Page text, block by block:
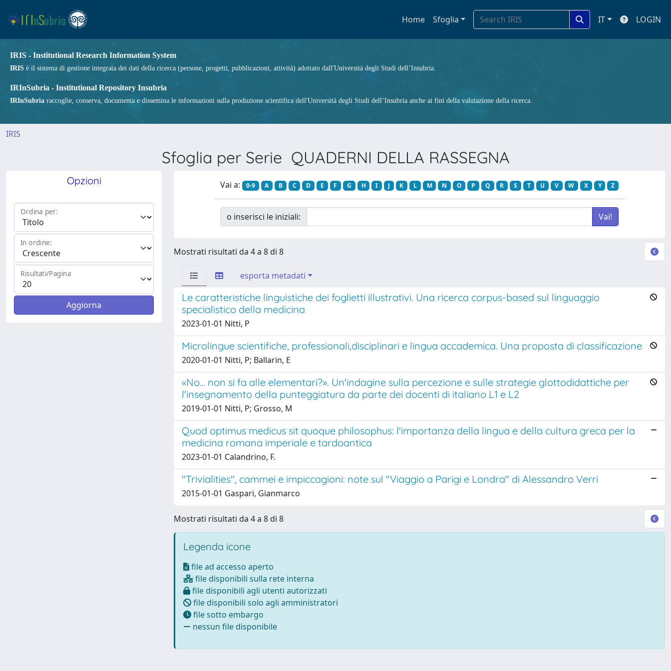
Home Sfoglia IT LOGIN
IRIS - Institutional Research Information System
IRIS è il sistema di gestione integrata dei dati della ricerca (persone, progetti, pubblicazioni, attività) adottato dall'Università degli Studi dell’Insubria.
IRInSubria - Institutional Repository Insubria
IRInSubria raccoglie, conserva, documenta e dissemina le informazioni sulla produzione scientifica dell'Università degli Studi dell’Insubria anche ai fini della valutazione della ricerca.
IRIS
Sfoglia per Serie QUADERNI DELLA RASSEGNA
Opzioni
Ordina per:
In ordine:
Risultati/Pagina
Vai a: 0-9 A B C D E F G H I J K L M N O P Q R S T U V W X Y Z
o inserisci le iniziali:
Mostrati risultati da 4 a 8 di 8
esporta metadati
Le caratteristiche linguistiche dei foglietti illustrativi. Una ricerca corpus-based sul linguaggio
specialistico della medicina
2023-01-01 Nitti, P
Microlingue scientifiche, professionali,disciplinari e lingua accademica. Una proposta di classificazione
2020-01-01 Nitti, P; Ballarin, E
«No… non si fa alle elementari?». Un'indagine sulla percezione e sulle strategie glottodidattiche per
l'insegnamento della punteggiatura da parte dei docenti di italiano L1 e L2
2019-01-01 Nitti, P; Grosso, M
Quod optimus medicus sit quoque philosophus: l'importanza della lingua e della cultura greca per la
medicina romana imperiale e tardoantica
2023-01-01 Calandrino, F.
"Trivialities", cammei e impiccagioni: note sul "Viaggio a Parigi e Londra" di Alessandro Verri
2015-01-01 Gaspari, Gianmarco
Mostrati risultati da 4 a 8 di 8
Legenda icone
file ad accesso aperto
file disponibili sulla rete interna
file disponibili agli utenti autorizzati
file disponibili solo agli amministratori
file sotto embargo
nessun file disponibile